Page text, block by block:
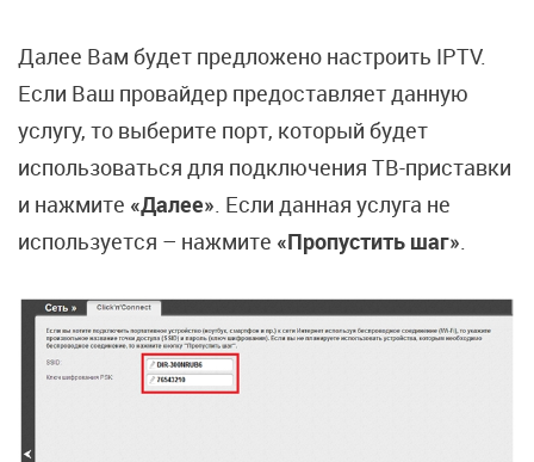
Далее Вам будет предложено настроить IPTV.
Если Ваш провайдер предоставляет данную
услугу, то выберите порт, который будет
использоваться для подключения ТВ-приставки
и нажмите «Далее». Если данная услуга не
используется – нажмите «Пропустить шаг».